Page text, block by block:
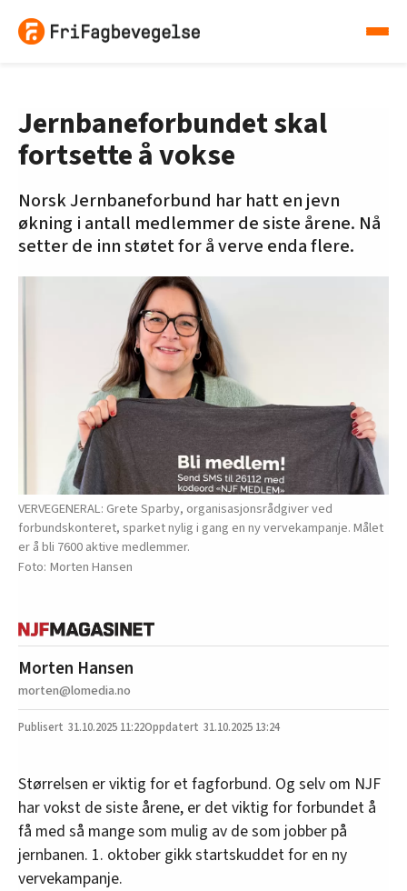
Jernbaneforbundet skal
fortsette å vokse
Norsk Jernbaneforbund har hatt en jevn
økning i antall med­lemmer de siste årene. Nå
setter de inn støtet for å verve enda flere.
VERVEGENERAL: Grete Sparby, organisasjonsrådgiver ved
forbundskonteret, sparket nylig i gang en ny vervekampanje. Målet
er å bli 7600 aktive medlemmer.
Morten Hansen
Morten Hansen
morten@lomedia.no
31.10.2025 11:22 31.10.2025 13:24
Størrelsen er viktig for et fagforbund. Og selv om NJF
har vokst de siste årene, er det viktig for forbundet å
få med så mange som mulig av de som jobber på
jernbanen. 1. oktober gikk startskuddet for en ny
vervekampanje.